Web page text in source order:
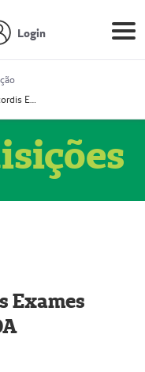
Login
Prestador Decordis Exames Cardiológicos LTDA (51004347-4)
Exames